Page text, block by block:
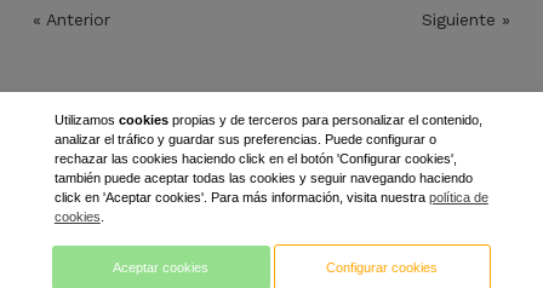
« Anterior Siguiente »
LLEIDA MANUTENCIÓ S.L. info@lleidamanutencio.com
Utilizamos cookiespropias y de terceros para personalizar el contenido,
analizar el tráfico y guardar sus preferencias. Puede configurar o
rechazar las cookies haciendo click en el botón 'Configurar cookies',
también puede aceptar todas las cookies y seguir navegando haciendo
click en 'Aceptar cookies'. Para más información, visita nuestra política de
cookies
Aceptar cookies Configurar cookies